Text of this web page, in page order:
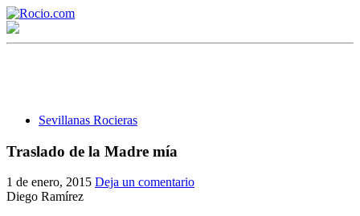
Sevillanas Rocieras
Traslado de la Madre mía
1 de enero, 2015 Deja un comentario
Diego Ramírez
¡Bienvenido! Soy el asistente virtual de rocio.com.